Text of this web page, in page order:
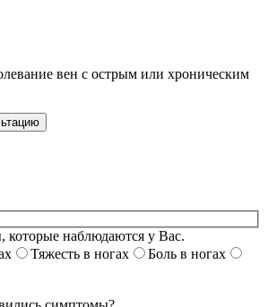
вен с острым или хроническим
наблюдаются у Вас.
Тяжесть в ногах
Боль в ногах